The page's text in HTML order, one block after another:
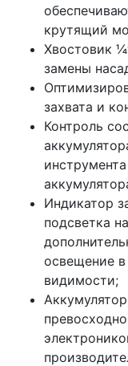
крутящий
Хвостовик
замены
захвата и
Контроль
Индикатор
подсветка
освещение в
видимости;